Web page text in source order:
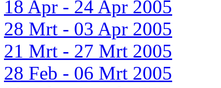
18 Apr - 24 Apr 2005
28 Mrt - 03 Apr 2005
21 Mrt - 27 Mrt 2005
28 Feb - 06 Mrt 2005